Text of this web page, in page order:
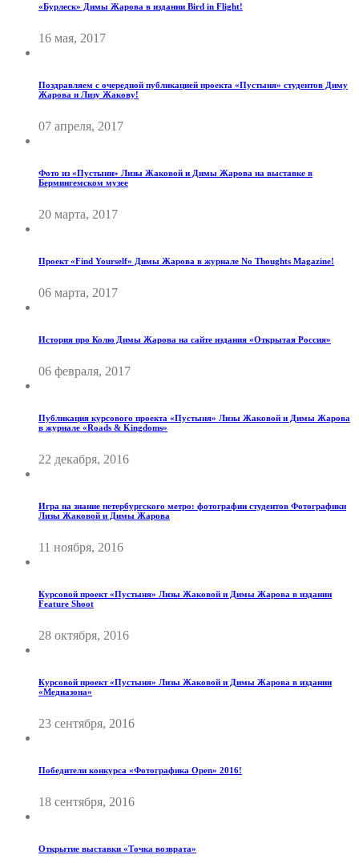
«Бурлеск» Димы Жарова в издании Bird in Flight!
16 мая, 2017
Поздравляем с очередной публикацией проекта «Пустыня» студентов Диму
Жарова и Лизу Жакову!
07 апреля, 2017
Фото из «Пустыни» Лизы Жаковой и Димы Жарова на выставке в
Бермингемском музее
20 марта, 2017
Проект «Find Yourself» Димы Жарова в журнале No Thoughts Magazine!
06 марта, 2017
История про Колю Димы Жарова на сайте издания «Открытая Россия»
06 февраля, 2017
Публикация курсового проекта «Пустыня» Лизы Жаковой и Димы Жарова
в журнале «Roads & Kingdoms»
22 декабря, 2016
Игра на знание петербургского метро: фотографии студентов Фотографики
Лизы Жаковой и Димы Жарова
11 ноября, 2016
Курсовой проект «Пустыня» Лизы Жаковой и Димы Жарова в издании
Feature Shoot
28 октября, 2016
Курсовой проект «Пустыня» Лизы Жаковой и Димы Жарова в издании
«Медиазона»
23 сентября, 2016
Победители конкурса «Фотографика Open» 2016!
18 сентября, 2016
Открытие выставки «Точка возврата»